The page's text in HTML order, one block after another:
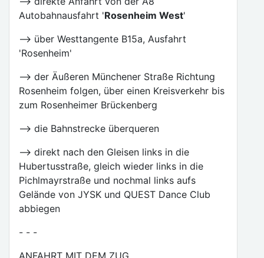
Autobahnausfahrt 'Rosenheim West'
--> über Westtangente B15a, Ausfahrt
'Rosenheim'
--> der Äußeren Münchener Straße Richtung
Rosenheim folgen, über einen Kreisverkehr bis
zum Rosenheimer Brückenberg
--> die Bahnstrecke überqueren
--> direkt nach den Gleisen links in die
Hubertusstraße, gleich wieder links in die
Pichlmayrstraße und nochmal links aufs
Gelände von JYSK und QUEST Dance Club
abbiegen
- - -
ANFAHRT MIT DEM ZUG